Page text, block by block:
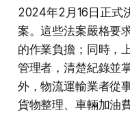
2024年2月16日正式
案。這些法案嚴格要
的作業負擔；同時，
管理者，清楚紀錄並
外，物流運輸業者從
貨物整理、車輛加油